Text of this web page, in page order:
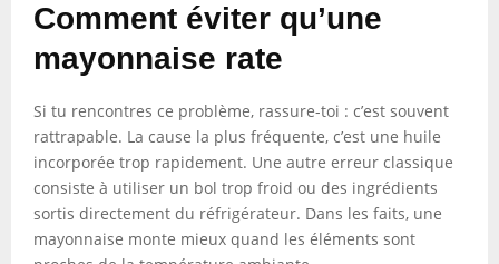
Comment éviter qu’une
mayonnaise rate
Si tu rencontres ce problème, rassure-toi : c’est souvent
rattrapable. La cause la plus fréquente, c’est une huile
incorporée trop rapidement. Une autre erreur classique
consiste à utiliser un bol trop froid ou des ingrédients
sortis directement du réfrigérateur. Dans les faits, une
mayonnaise monte mieux quand les éléments sont